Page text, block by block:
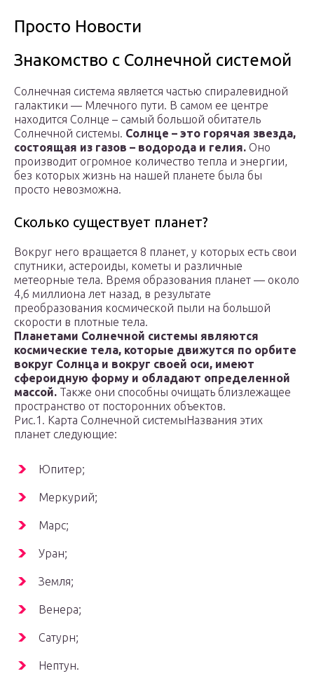
Просто Новости
Знакомство с Солнечной системой
Солнечная система является частью спиралевидной
галактики — Млечного пути. В самом ее центре
находится Солнце – самый большой обитатель
Солнечной системы. Солнце – это горячая звезда,
состоящая из газов – водорода и гелия. Оно
производит огромное количество тепла и энергии,
без которых жизнь на нашей планете была бы
просто невозможна.
Сколько существует планет?
Вокруг него вращается 8 планет, у которых есть свои
спутники, астероиды, кометы и различные
метеорные тела. Время образования планет — около
4,6 миллиона лет назад, в результате
преобразования космической пыли на большой
скорости в плотные тела.
Планетами Солнечной системы являются
космические тела, которые движутся по орбите
вокруг Солнца и вокруг своей оси, имеют
сфероидную форму и обладают определенной
массой. Также они способны очищать близлежащее
пространство от посторонних объектов.
Рис.1. Карта Солнечной системыНазвания этих
планет следующие:
Юпитер;
Меркурий;
Марс;
Уран;
Земля;
Венера;
Сатурн;
Нептун.